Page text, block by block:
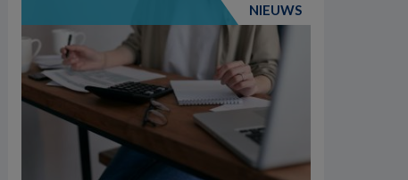
NIEUWS